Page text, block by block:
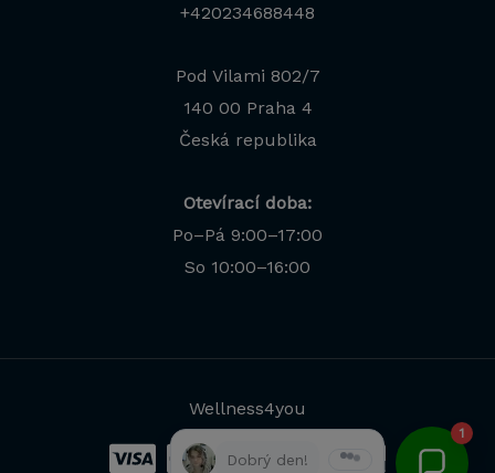
+420234688448
Pod Vilami 802/7
140 00 Praha 4
Česká republika
Otevírací doba:
Po–Pá 9:00–17:00
So 10:00–16:00
Wellness4you
1
Dobrý den!